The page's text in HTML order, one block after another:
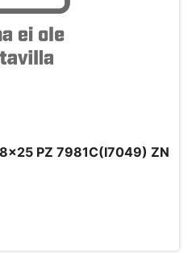
PZ 7981C(I7049) ZN